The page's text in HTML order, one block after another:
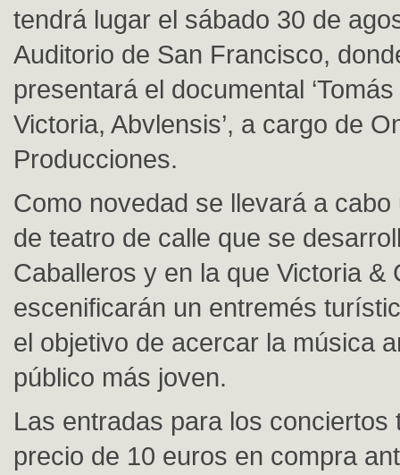
tendrá lugar el sábado 30 de
Auditorio de San Francisco,
presentará el documental
Victoria, Abvlensis’, a cargo de
Producciones.
Como novedad se llevará a cabo
de teatro de calle que se
Caballeros y en la que Victoria &
escenificarán un entremés
el objetivo de acercar la música
público más joven.
Las entradas para los conciertos
precio de 10 euros en compra